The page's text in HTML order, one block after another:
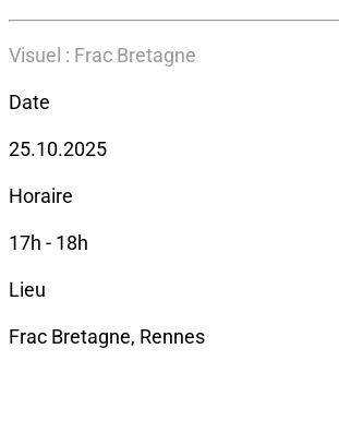
Visuel : Frac Bretagne
Date
25.10.2025
Horaire
17h - 18h
Lieu
Frac Bretagne, Rennes